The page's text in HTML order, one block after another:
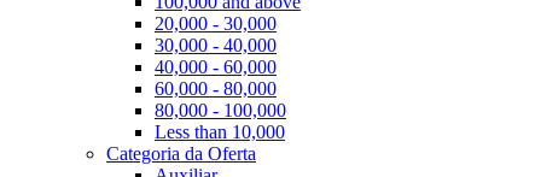
20,000 - 30,000
30,000 - 40,000
40,000 - 60,000
60,000 - 80,000
80,000 - 100,000
Less than 10,000
Categoria da Oferta